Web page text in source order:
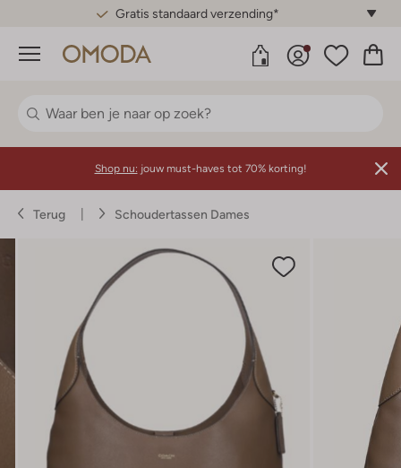
Gratis standaard verzending*
Menu
Shop nu: jouw must-haves tot 70% korting!
Terug Schoudertassen Dames